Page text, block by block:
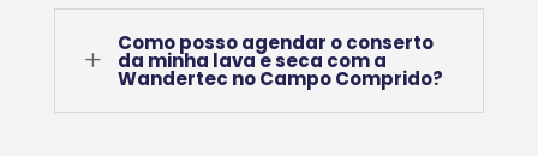
L
Como posso agendar o conserto
da minha lava e seca com a
Wandertec no Campo Comprido?